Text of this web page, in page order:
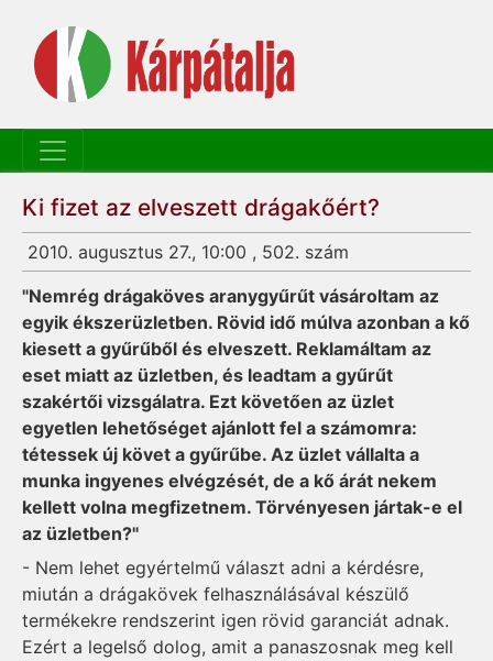
Ki fizet az elveszett drágakőért?
2010. augusztus 27., 10:00 , 502. szám
"Nemrég drágaköves aranygyűrűt vásároltam az
egyik ékszerüzletben. Rövid idő múlva azonban a kő
kiesett a gyűrűből és elveszett. Reklamáltam az
eset miatt az üzletben, és leadtam a gyűrűt
szakértői vizsgálatra. Ezt követően az üzlet
egyetlen lehetőséget ajánlott fel a számomra:
tétessek új követ a gyűrűbe. Az üzlet vállalta a
munka ingyenes elvégzését, de a kő árát nekem
kellett volna megfizetnem. Törvényesen jártak-e el
az üzletben?"
- Nem lehet egyértelmű választ adni a kérdésre,
miután a drágakövek felhasználásával készülő
termékekre rendszerint igen rövid garanciát adnak.
Ezért a legelső dolog, amit a panaszosnak meg kell